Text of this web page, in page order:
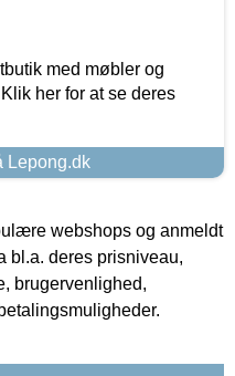
med møbler og
her for at se deres
Lepong.dk
webshops og anmeldt
bl.a. deres prisniveau,
brugervenlighed,